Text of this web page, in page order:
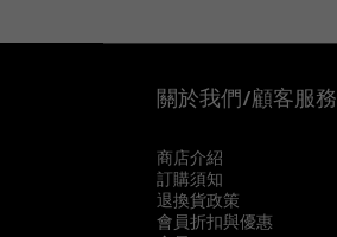
關於我們/顧客服務
商店介紹
訂購須知
退換貨政策
會員折扣與優惠